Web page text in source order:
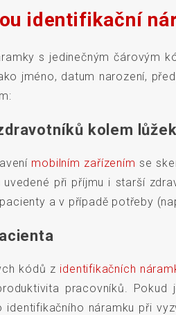
identifikační
s jedinečným čárovým
jméno, datum narození,
kolem lůžek
mobilním zařízením se
uvedené při příjmu i starší
a v případě potřeby
kódů z identifikačních
pracovníků.
identifikačního náramku při